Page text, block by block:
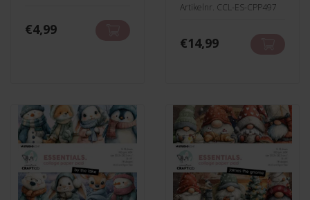
€4,99
Artikelnr. CCL-ES-CPP497
€14,99